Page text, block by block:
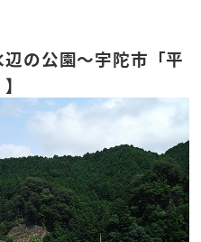
辺の公園～宇陀市「平